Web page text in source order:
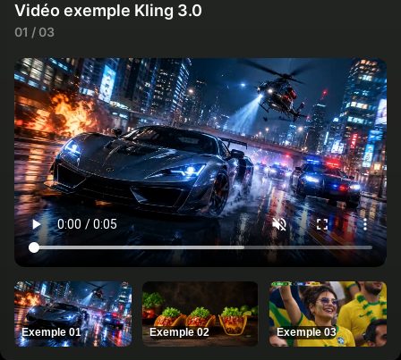
Vidéo exemple Kling 3.0
01 / 03
Exemple 01 Exemple 02 Exemple 03